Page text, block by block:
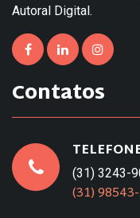
Autoral Digital.
Contatos
(31) 3243-
(31)